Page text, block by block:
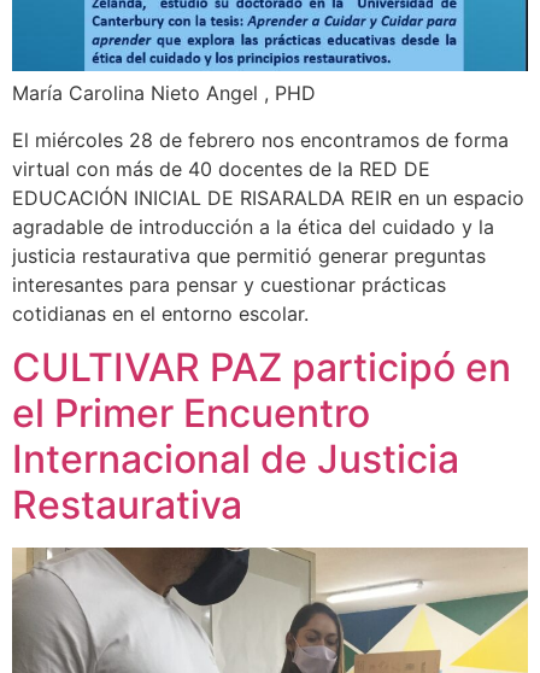
María Carolina Nieto Angel , PHD
El miércoles 28 de febrero nos encontramos de forma
virtual con más de 40 docentes de la RED DE
EDUCACIÓN INICIAL DE RISARALDA REIR en un espacio
agradable de introducción a la ética del cuidado y la
justicia restaurativa que permitió generar preguntas
interesantes para pensar y cuestionar prácticas
cotidianas en el entorno escolar.
CULTIVAR PAZ participó en
el Primer Encuentro
Internacional de Justicia
Restaurativa